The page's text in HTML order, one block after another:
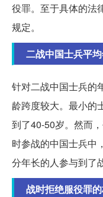
役罪。至于具体的法
规定。
二战中国士兵平
针对二战中国士兵的
龄跨度较大。最小的
到了40-50岁。然而
时参战的中国士兵中
分年长的人参与到了
战时拒绝服役罪